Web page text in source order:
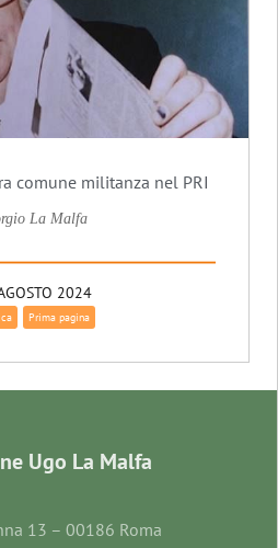
comune militanza nel PRI
La Malfa
2024
Prima pagina
Ugo La Malfa
13 – 00186 Roma